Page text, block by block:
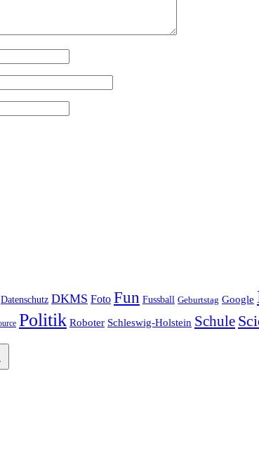
Datenschutz DKMS Foto Fun Fussball Geburtstag Google
Politik Roboter Schleswig-Holstein Schule